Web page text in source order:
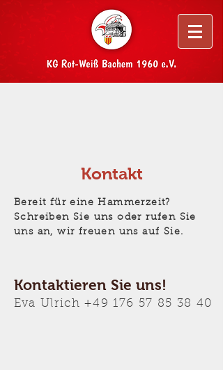
Kontakt
Bereit für eine Hammerzeit?
Schreiben Sie uns oder rufen Sie
uns an, wir freuen uns auf Sie.
Kontaktieren Sie uns!
Eva Ulrich+49 176 57 85 38 40